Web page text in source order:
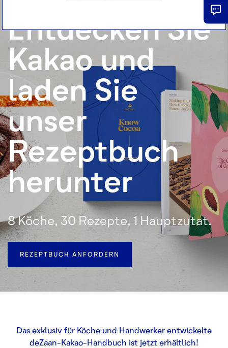
Entdecken Sie
Kakao und
laden Sie
unser
Rezeptbuch
herunter
8 Köche, 30 Rezepte, 1 Hauptzutat.
REZEPTBUCH ANFORDERN
Das exklusiv für Köche und Handwerker entwickelte
deZaan-Kakao-Handbuch ist jetzt erhältlich!